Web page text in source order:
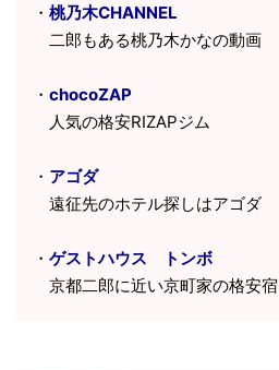
・ 桃乃木CHANNEL
二郎もある桃乃木かなの動画
・ chocoZAP
人気の格安RIZAPジム
・ アゴダ
遠征先のホテル探しはアゴダ
・ ゲストハウス トンボ
京都二郎に近い京町家の格安宿